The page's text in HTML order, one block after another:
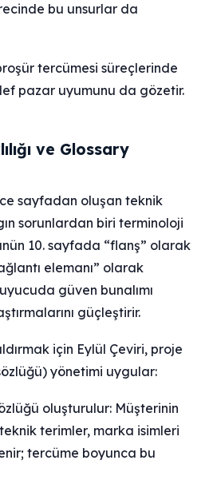
bu unsurlar da
tercümesi süreçlerinde
pazar uyumunu da gözetir.
ve Glossary
sayfadan oluşan teknik
sorunlardan biri terminoloji
10. sayfada “flanş” olarak
elemanı” olarak
güven bunalımı
güçleştirir.
için Eylül Çeviri, proje
yönetimi uygular:
oluşturulur: Müşterinin
terimler, marka isimleri
tercüme boyunca bu